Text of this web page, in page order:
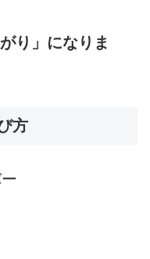
り」になりま
方